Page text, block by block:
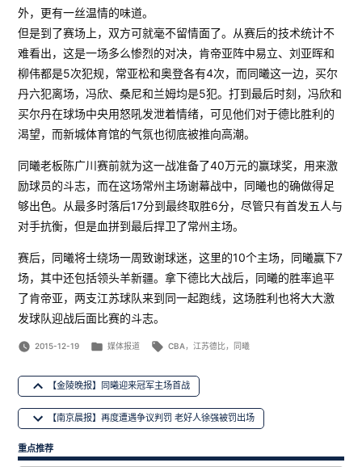
外，更有一丝温情的味道。
但是到了赛场上，双方可就毫不留情面了。从赛后的技术统计不
难看出，这是一场多么惨烈的对决，肯帝亚阵中易立、刘亚晖和
柳伟都是5次犯规，常亚松和奥登各有4次，而同曦这一边，买尔
丹六犯离场，冯欣、桑尼和兰姆均是5犯。打到最后时刻，冯欣和
买尔丹在球场中央用怒吼发泄着情绪，可见他们对于德比胜利的
渴望，而新城体育馆的气氛也彻底被推向高潮。
同曦老板陈广川赛前就为这一战准备了40万元的赢球奖，用来激
励球员的斗志，而在这场常州主场谢幕战中，同曦也的确做得足
够出色。从最多时落后17分到最终取胜6分，尽管只有首发五人与
对手抗衡，但是血拼到最后捍卫了常州主场。
赛后，同曦将士绕场一周致谢球迷，这里的10个主场，同曦赢下7
场，其中还包括领头羊新疆。拿下德比大战后，同曦的胜率追平
了肯帝亚，两支江苏球队来到同一起跑线，这场胜利也将大大激
发球队迎战后面比赛的斗志。
2015-12-19
Posted
媒体报道 Tags:
CBA，江苏德比，同曦
文
章
导
航
【金陵晚报】同曦迎来冠军主场首战
【南京晨报】再度遭遇争议判罚 老好人徐强被罚出场
重点推荐